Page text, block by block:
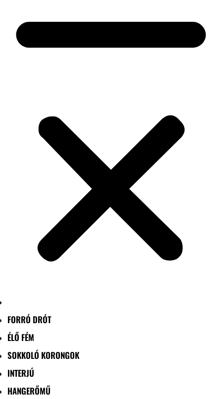
FORRÓ DRÓT
ÉLŐ FÉM
SOKKOLÓ KORONGOK
INTERJÚ
HANGERŐMŰ